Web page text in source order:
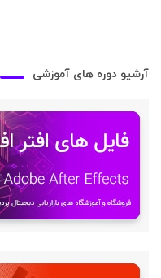
آرشیو دوره های آموزشی